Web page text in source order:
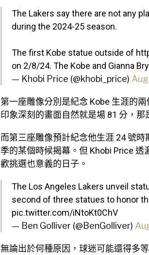
The Lakers say there are not any
during the 2024-25 season.
The first Kobe statue outside of
on 2/8/24. The Kobe and Gianna
— Khobi Price (@khobi_price)
第一座雕像分別是紀念 Kobe 生涯的
印象深刻的畫面自然就是場 81 分，那
而第三座雕像預計紀念他生涯 24 號
季的某個時候揭幕。但 Khobi Price
歡挑選也意義的日子。
The Los Angeles Lakers unveil
second of three statues to honor
pic.twitter.com/iNtoKt0ChV
— Ben Golliver (@BenGolliver)
無論出於何種原因，球迷可能還得多